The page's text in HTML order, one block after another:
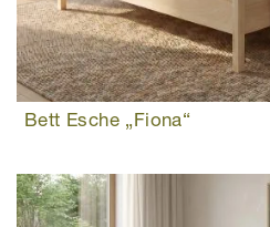
Bett Esche „Fiona“